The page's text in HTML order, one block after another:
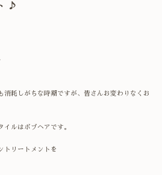
♪
耗しがちな時期ですが、 皆さんお変わりなくお
ルはボブヘアです。
トリートメントを